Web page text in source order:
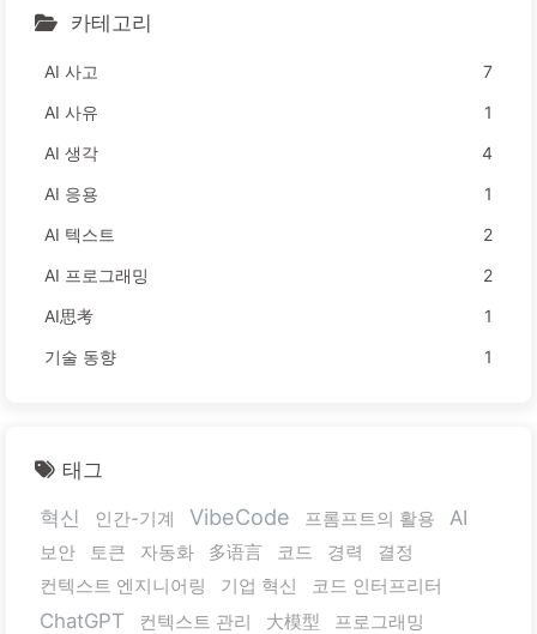
카테고리
AI 사고
7
AI 사유
1
AI 생각
4
AI 응용
1
AI 텍스트
2
AI 프로그래밍
2
AI思考
1
기술 동향
1
태그
혁신
인간-기계 VibeCode 프롬프트의 활용 AI
보안 토큰 자동화 多语言 코드 경력
결정
컨텍스트 엔지니어링
기업 혁신 코드 인터프리터
ChatGPT 컨텍스트 관리 大模型
프로그래밍